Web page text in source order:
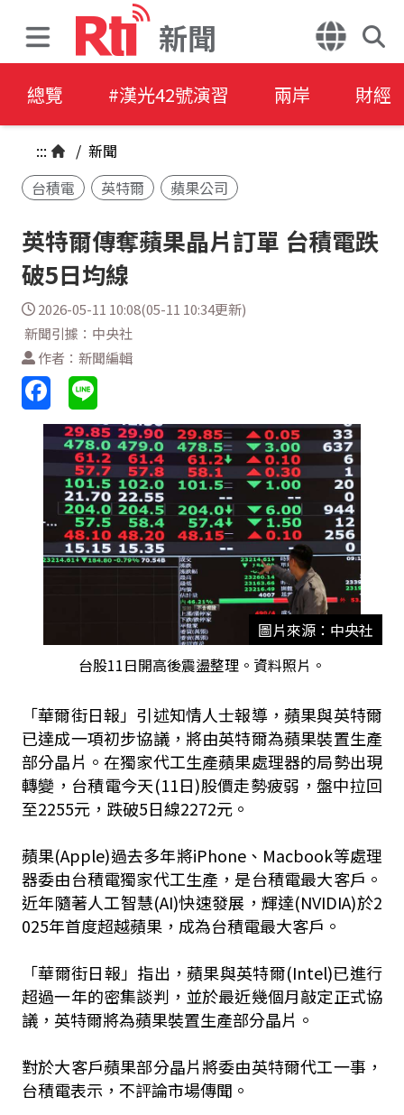
新聞
總覽 #漢光42號演習 兩岸 財經
::: / 新聞
台積電
英特爾 蘋果公司
英特爾傳奪蘋果晶片訂單 台積電跌
破5日均線
2026-05-11 10:08(05-11 10:34更新)
新聞引據：中央社
作者：新聞編輯
圖片來源：中央社
台股11日開高後震盪整理。資料照片。
「華爾街日報」引述知情人士報導，蘋果與英特爾
已達成一項初步協議，將由英特爾為蘋果裝置生產
部分晶片。在獨家代工生產蘋果處理器的局勢出現
轉變，台積電今天(11日)股價走勢疲弱，盤中拉回
至2255元，跌破5日線2272元。
蘋果(Apple)過去多年將iPhone、Macbook等處理
器委由台積電獨家代工生產，是台積電最大客戶。
近年隨著人工智慧(AI)快速發展，輝達(NVIDIA)於2
025年首度超越蘋果，成為台積電最大客戶。
「華爾街日報」指出，蘋果與英特爾(Intel)已進行
超過一年的密集談判，並於最近幾個月敲定正式協
議，英特爾將為蘋果裝置生產部分晶片。
對於大客戶蘋果部分晶片將委由英特爾代工一事，
台積電表示，不評論市場傳聞。